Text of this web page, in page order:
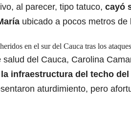
, al parecer, tipo tatuco, cayó
ubicado a pocos metros
en el sur del Cauca tras los
salud del Cauca, Carolina
infraestructura del techo
aturdimiento, pero